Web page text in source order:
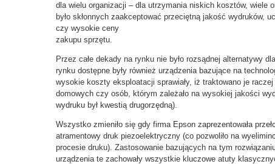
dla wielu organizacji – dla utrzymania niskich kosztów, wiele
było skłonnych zaakceptować przeciętną jakość wydruków,
czy wysokie ceny
zakupu sprzętu.
Przez całe dekady na rynku nie było rozsądnej alternatywy
rynku dostępne były również urządzenia bazujące na
wysokie koszty eksploatacji sprawiały, iż traktowano je
domowych czy osób, którym zależało na wysokiej jakości
wydruku był kwestią drugorzędną).
Wszystko zmieniło się gdy firma Epson zaprezentowała
atramentowy druk piezoelektryczny (co pozwoliło na
procesie druku). Zastosowanie bazujących na tym
urządzenia te zachowały wszystkie kluczowe atuty